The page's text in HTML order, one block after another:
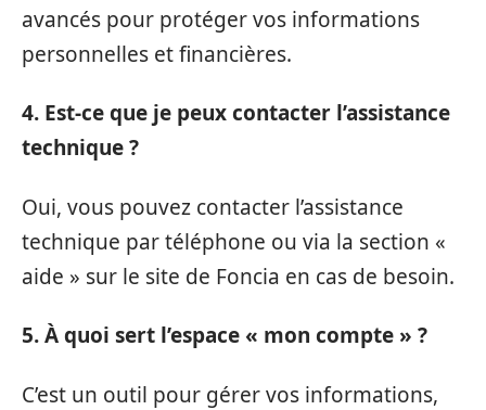
avancés pour protéger vos informations
personnelles et financières.
4. Est-ce que je peux contacter l’assistance
technique ?
Oui, vous pouvez contacter l’assistance
technique par téléphone ou via la section «
aide » sur le site de Foncia en cas de besoin.
5. À quoi sert l’espace « mon compte » ?
C’est un outil pour gérer vos informations,